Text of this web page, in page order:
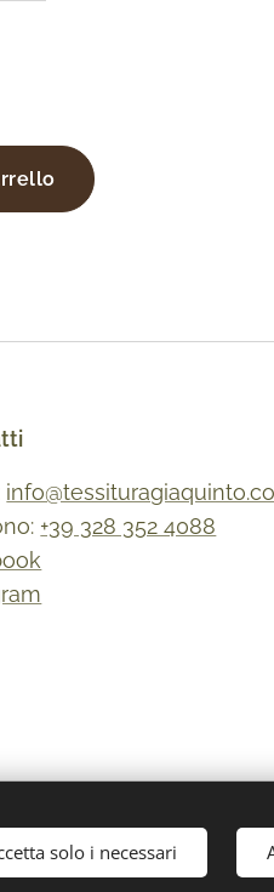
+39 328 352 4088
solo i necessari